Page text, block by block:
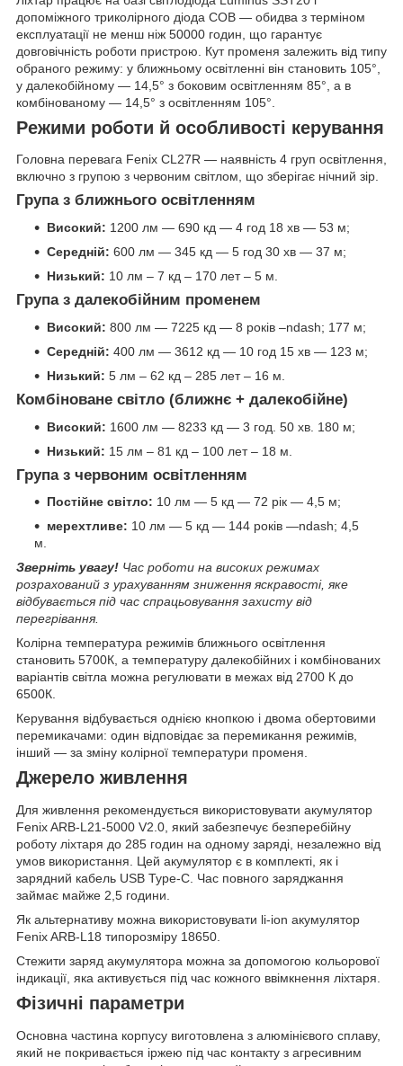
допоміжного триколірного діода COB — обидва з терміном
експлуатації не менш ніж 50000 годин, що гарантує
довговічність роботи пристрою. Кут променя залежить від типу
обраного режиму: у ближньому освітленні він становить 105°,
у далекобійному — 14,5° з боковим освітленням 85°, а в
комбінованому — 14,5° з освітленням 105°.
Режими роботи й особливості керування
Головна перевага Fenix CL27R — наявність 4 груп освітлення,
включно з групою з червоним світлом, що зберігає нічний зір.
Група з ближнього освітленням
Високий: 1200 лм — 690 кд — 4 год 18 хв — 53 м;
Середній: 600 лм — 345 кд — 5 год 30 хв — 37 м;
Низький: 10 лм – 7 кд – 170 лет – 5 м.
Група з далекобійним променем
Високий: 800 лм — 7225 кд — 8 років –ndash; 177 м;
Середній: 400 лм — 3612 кд — 10 год 15 хв — 123 м;
Низький: 5 лм – 62 кд – 285 лет – 16 м.
Комбіноване світло (ближнє + далекобійне)
Високий: 1600 лм — 8233 кд — 3 год. 50 хв. 180 м;
Низький: 15 лм – 81 кд – 100 лет – 18 м.
Група з червоним освітленням
Постійне світло: 10 лм — 5 кд — 72 рік — 4,5 м;
мерехтливе: 10 лм — 5 кд — 144 років —ndash; 4,5
м.
Зверніть увагу! Час роботи на високих режимах
розрахований з урахуванням зниження яскравості, яке
відбувається під час спрацьовування захисту від
перегрівання.
Колірна температура режимів ближнього освітлення
становить 5700К, а температуру далекобійних і комбінованих
варіантів світла можна регулювати в межах від 2700 К до
6500К.
Керування відбувається однією кнопкою і двома обертовими
перемикачами: один відповідає за перемикання режимів,
інший — за зміну колірної температури променя.
Джерело живлення
Для живлення рекомендується використовувати акумулятор
Fenix ARB-L21-5000 V2.0, який забезпечує безперебійну
роботу ліхтаря до 285 годин на одному заряді, незалежно від
умов використання. Цей акумулятор є в комплекті, як і
зарядний кабель USB Type-C. Час повного заряджання
займає майже 2,5 години.
Як альтернативу можна використовувати li-ion акумулятор
Fenix ARB-L18 типорозміру 18650.
Стежити заряд акумулятора можна за допомогою кольорової
індикації, яка активується під час кожного ввімкнення ліхтаря.
Фізичні параметри
Основна частина корпусу виготовлена з алюмінієвого сплаву,
який не покривається іржею під час контакту з агресивним